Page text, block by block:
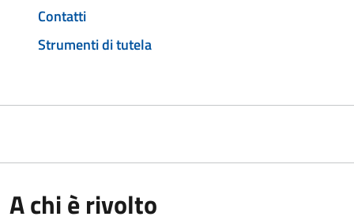
Contatti
Strumenti di tutela
A chi è rivolto